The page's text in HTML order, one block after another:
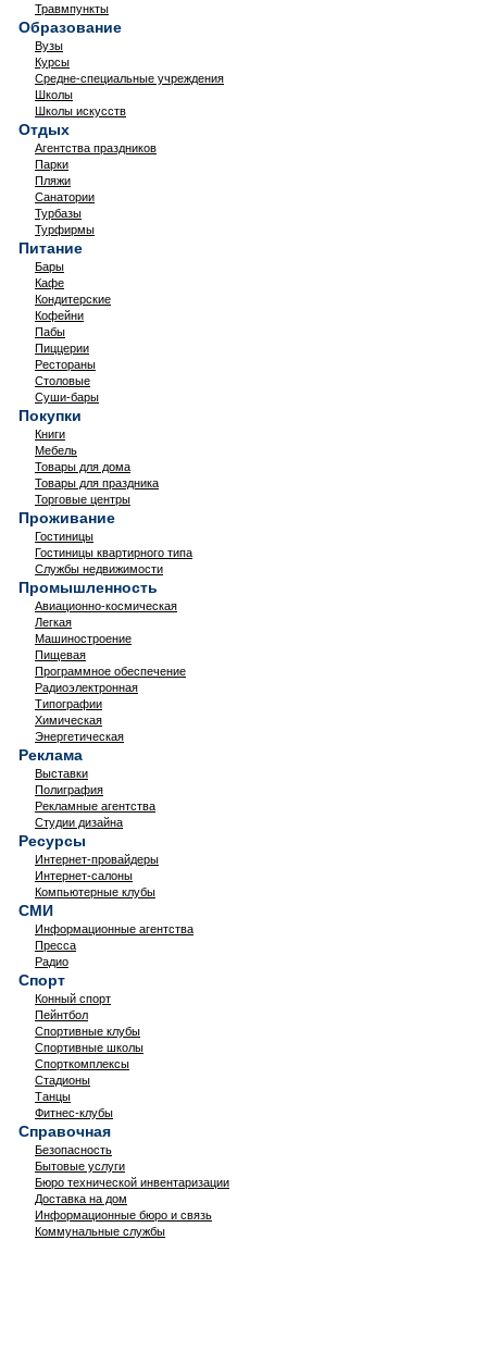
Травмпункты
Образование
Вузы
Курсы
Средне-специальные учреждения
Школы
Школы искусств
Отдых
Агентства праздников
Парки
Пляжи
Санатории
Турбазы
Турфирмы
Питание
Бары
Кафе
Кондитерские
Кофейни
Пабы
Пиццерии
Рестораны
Столовые
Суши-бары
Покупки
Книги
Мебель
Товары для дома
Товары для праздника
Торговые центры
Проживание
Гостиницы
Гостиницы квартирного типа
Службы недвижимости
Промышленность
Авиационно-космическая
Легкая
Машиностроение
Пищевая
Программное обеспечение
Радиоэлектронная
Типографии
Химическая
Энергетическая
Реклама
Выставки
Полиграфия
Рекламные агентства
Студии дизайна
Ресурсы
Интернет-провайдеры
Интернет-салоны
Компьютерные клубы
СМИ
Информационные агентства
Пресса
Радио
Спорт
Конный спорт
Пейнтбол
Спортивные клубы
Спортивные школы
Спорткомплексы
Стадионы
Танцы
Фитнес-клубы
Справочная
Безопасность
Бытовые услуги
Бюро технической инвентаризации
Доставка на дом
Информационные бюро и связь
Коммунальные службы